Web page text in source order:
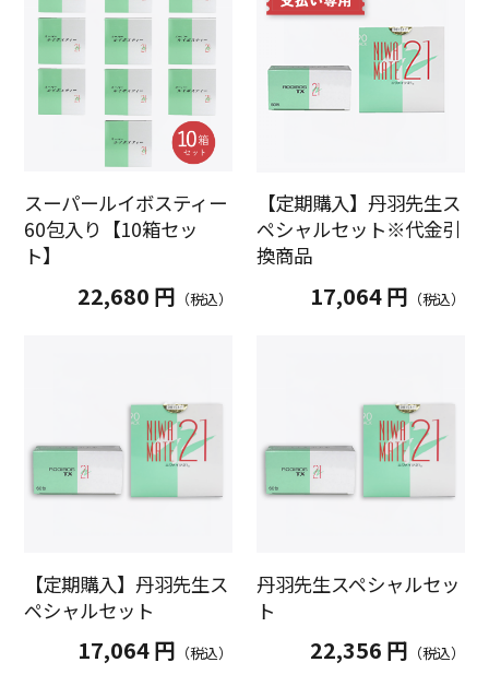
スーパールイボスティー
60包入り【10箱セッ
ト】
22,680 円 （税込）
【定期購入】丹羽先生ス
ペシャルセット※代金引
換商品
17,064 円 （税込）
【定期購入】丹羽先生ス
ペシャルセット
17,064 円 （税込）
丹羽先生スペシャルセッ
ト
22,356 円 （税込）